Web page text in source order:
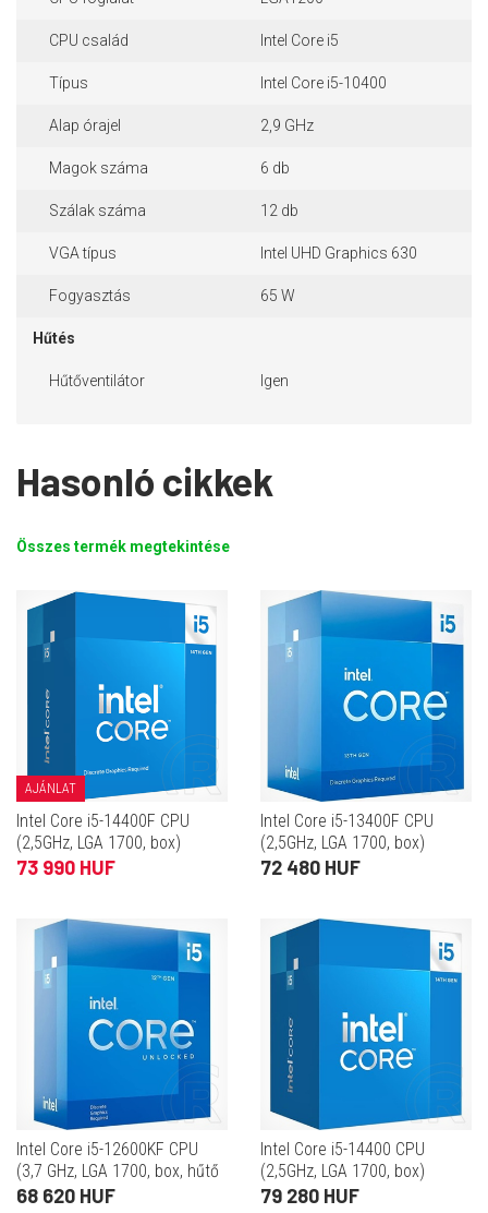
CPU család Intel Core i5
Típus Intel Core i5-10400
Alap órajel 2,9 GHz
Magok száma 6 db
Szálak száma 12 db
VGA típus Intel UHD Graphics 630
Fogyasztás 65 W
Hűtés
Hűtőventilátor Igen
Hasonló cikkek
Összes termék megtekintése
AJÁNLAT
Intel Core i5-14400F CPU
(2,5GHz, LGA 1700, box)
73 990 HUF
Intel Core i5-13400F CPU
(2,5GHz, LGA 1700, box)
72 480 HUF
Intel Core i5-12600KF CPU
(3,7 GHz, LGA 1700, box, hűtő
nélkül)
68 620 HUF
Intel Core i5-14400 CPU
(2,5GHz, LGA 1700, box)
79 280 HUF